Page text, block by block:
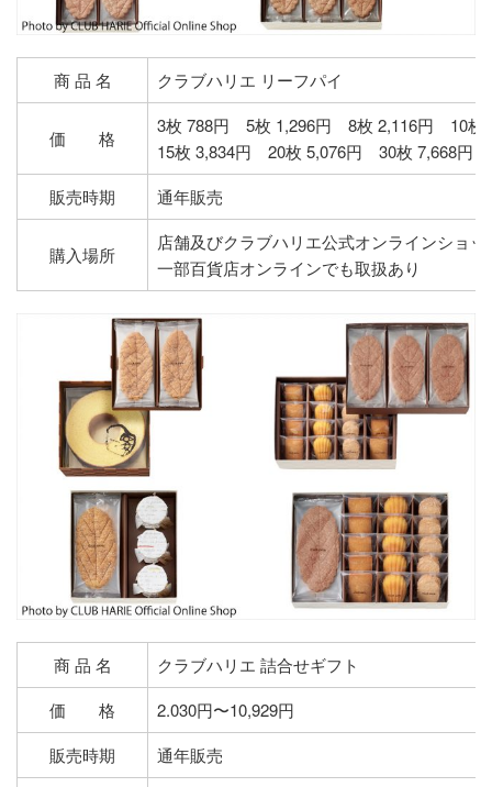
商 品 名 クラブハリエ リーフパイ
価 格
3枚 788円 5枚 1,296円 8枚 2,116円 10枚
15枚 3,834円 20枚 5,076円 30枚 7,668円
販売時期
通年販売
購入場所
店舗及びクラブハリエ公式オンラインショッ
一部百貨店オンラインでも取扱あり
商 品 名
クラブハリエ 詰合せギフト
価 格
2.030円〜10,929円
販売時期
通年販売